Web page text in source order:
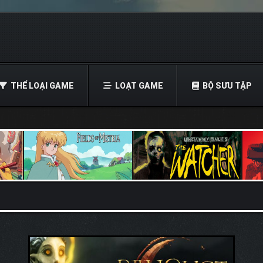
THỂ LOẠI GAME LOẠT GAME BỘ SƯU TẬP